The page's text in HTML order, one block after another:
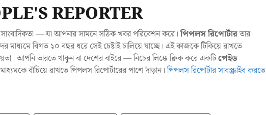
REPORTER
সাংবাদিকতা — যা আপনার সামনে সঠিক খবর পরিবেশন করে।পিপলস রিপোর্টারতার
বিগত ১০ বছর ধরে সেই চেষ্টাই চালিয়ে যাচ্ছে। এই কাজকে টিকিয়ে রাখতে
আপনি ভারতে থাকুন বা দেশের বাইরে — নিচের লিঙ্কে ক্লিক করে একটিপেইড
বাঁচিয়ে রাখতে পিপলস রিপোর্টারের পাশে দাঁড়ান।পিপলস রিপোর্টার সাবস্ক্রাইব করতে